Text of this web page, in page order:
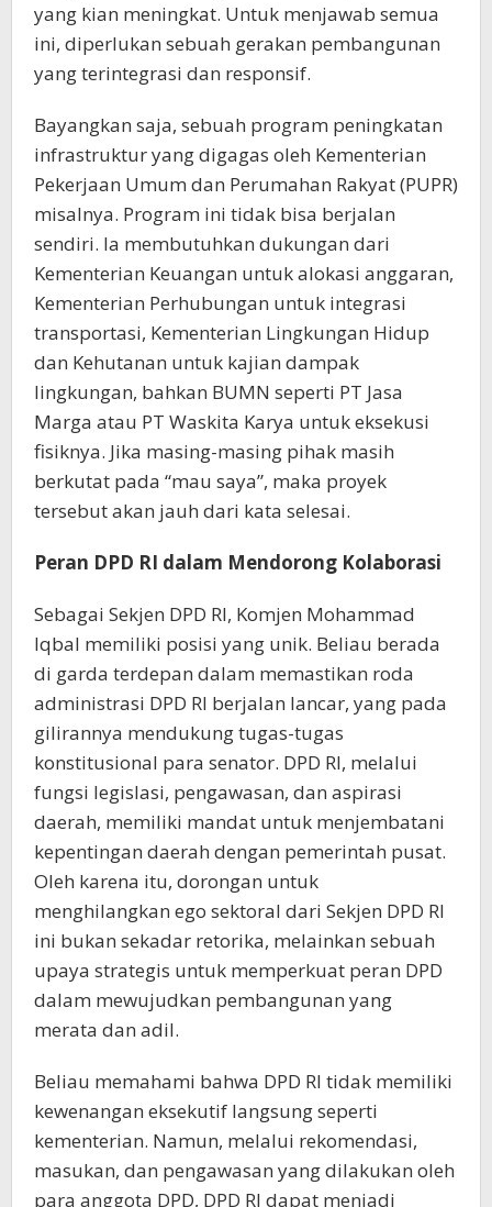
yang kian meningkat. Untuk menjawab semua
ini, diperlukan sebuah gerakan pembangunan
yang terintegrasi dan responsif.
Bayangkan saja, sebuah program peningkatan
infrastruktur yang digagas oleh Kementerian
Pekerjaan Umum dan Perumahan Rakyat (PUPR)
misalnya. Program ini tidak bisa berjalan
sendiri. Ia membutuhkan dukungan dari
Kementerian Keuangan untuk alokasi anggaran,
Kementerian Perhubungan untuk integrasi
transportasi, Kementerian Lingkungan Hidup
dan Kehutanan untuk kajian dampak
lingkungan, bahkan BUMN seperti PT Jasa
Marga atau PT Waskita Karya untuk eksekusi
fisiknya. Jika masing-masing pihak masih
berkutat pada “mau saya”, maka proyek
tersebut akan jauh dari kata selesai.
Peran DPD RI dalam Mendorong Kolaborasi
Sebagai Sekjen DPD RI, Komjen Mohammad
Iqbal memiliki posisi yang unik. Beliau berada
di garda terdepan dalam memastikan roda
administrasi DPD RI berjalan lancar, yang pada
gilirannya mendukung tugas-tugas
konstitusional para senator. DPD RI, melalui
fungsi legislasi, pengawasan, dan aspirasi
daerah, memiliki mandat untuk menjembatani
kepentingan daerah dengan pemerintah pusat.
Oleh karena itu, dorongan untuk
menghilangkan ego sektoral dari Sekjen DPD RI
ini bukan sekadar retorika, melainkan sebuah
upaya strategis untuk memperkuat peran DPD
dalam mewujudkan pembangunan yang
merata dan adil.
Beliau memahami bahwa DPD RI tidak memiliki
kewenangan eksekutif langsung seperti
kementerian. Namun, melalui rekomendasi,
masukan, dan pengawasan yang dilakukan oleh
para anggota DPD, DPD RI dapat menjadi